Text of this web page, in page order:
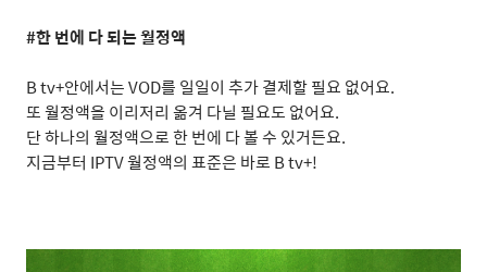
#한 번에 다 되는 월정액
B tv+안에서는VOD를 일일이 추가 결제할 필요 없어요.
또 월정액을 이리저리 옮겨 다닐 필요도 없어요.
단 하나의 월정액으로 한 번에 다 볼 수 있거든요.
지금부터 IPTV월정액의 표준은 바로 B tv+!